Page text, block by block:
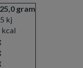
gram
kj
kcal